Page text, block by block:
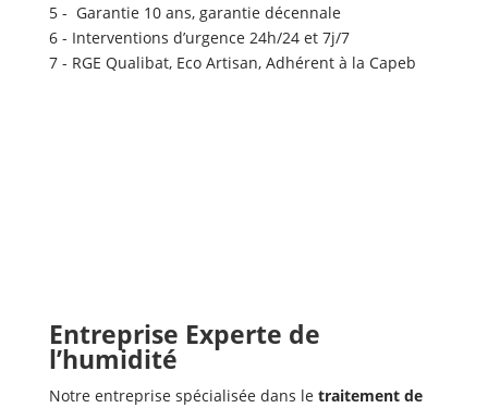
5 - Garantie 10 ans, garantie décennale
6 - Interventions d’urgence 24h/24 et 7j/7
7 - RGE Qualibat, Eco Artisan, Adhérent à la Capeb
Entreprise Experte de
l’humidité
Notre entreprise spécialisée dans le traitement de